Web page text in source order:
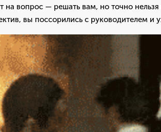
на вопрос — решать вам, но точно
вы поссорились с руководителем и